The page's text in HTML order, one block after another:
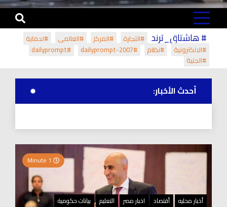
# هاشتاق_ترند #التجارة #المركز #العالمي
#لحماية
#الالكترونية
#نظام #dailyprompt-2007
#dailyprompt
#الجنية
أحدث الأخبار:
أخبار محليه أقتصاد اخبار مصر التعليم بيانات حكومية